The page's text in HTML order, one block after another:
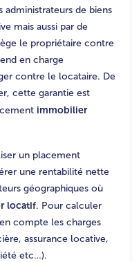
administrateurs de biens
mais aussi par de
le propriétaire contre
en charge
contre le locataire. De
cette garantie est
immobilier
un placement
une rentabilité nette
géographiques où
locatif. Pour calculer
compte les charges
assurance locative,
etc…).